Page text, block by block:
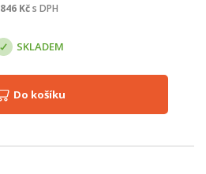
846 Kčs DPH
SKLADEM
Do košíku